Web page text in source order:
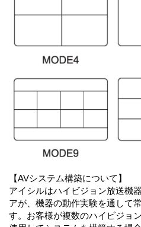
【AVシステム構築について】
アイシルはハイビジョン放送機
アが、機器の動作実験を通して
す。お客様が複数のハイビジョ